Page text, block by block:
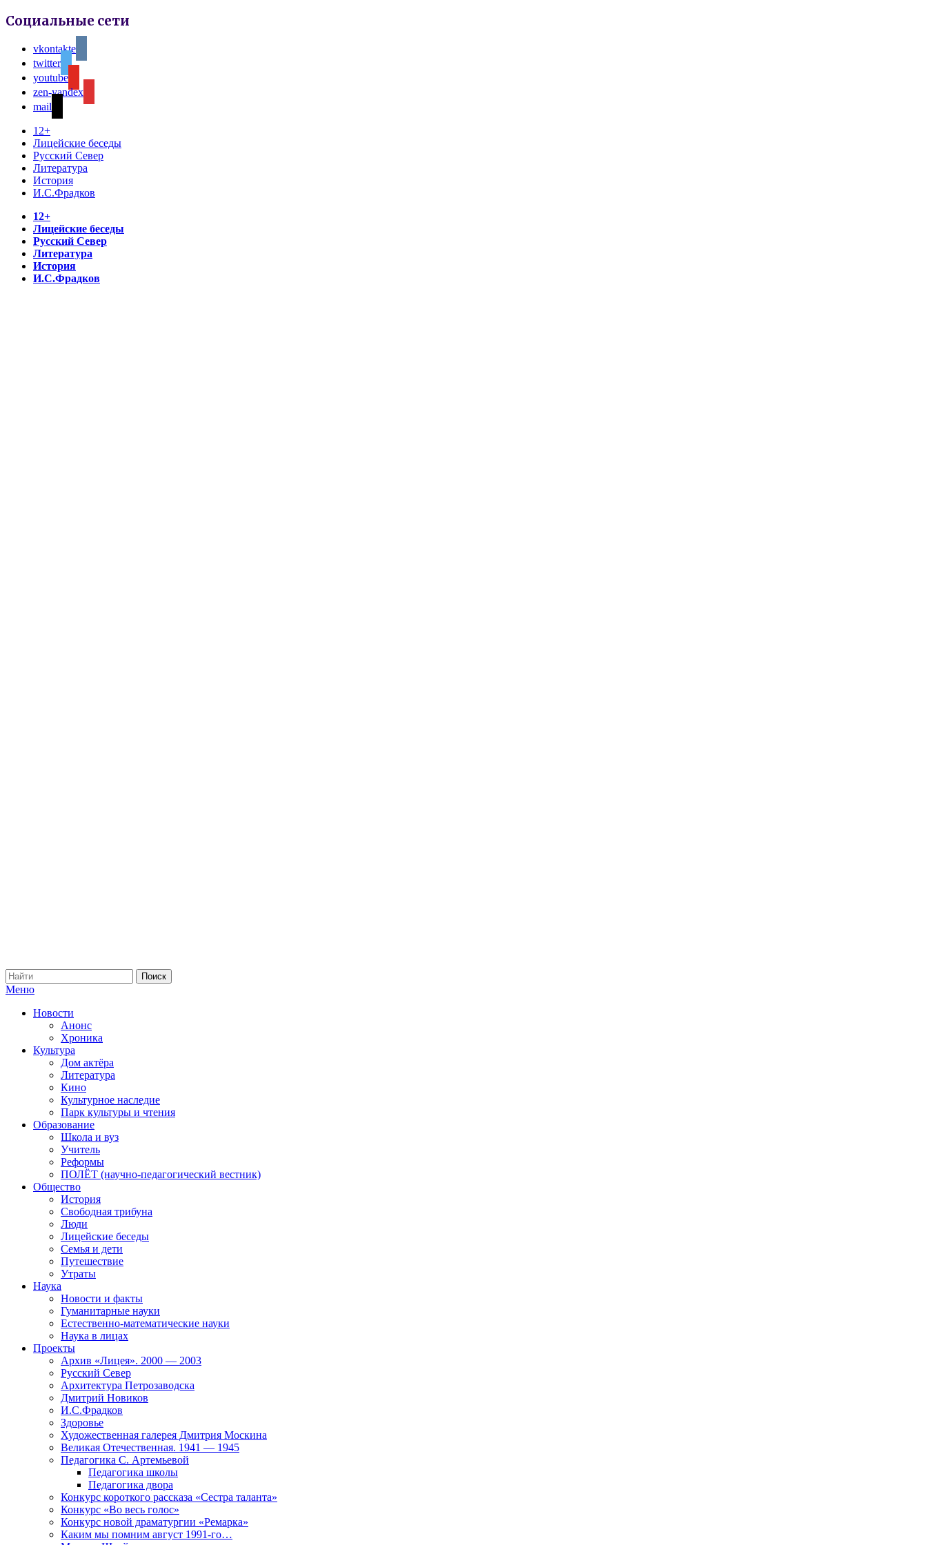
Социальные сети
vkontakte
twitter
youtube
zen-yandex
mail
12+
Лицейские беседы
Русский Север
Литература
История
И.С.Фрадков
12+
Лицейские беседы
Русский Север
Литература
История
И.С.Фрадков
Меню
Новости
Анонс
Хроника
Культура
Дом актёра
Литература
Кино
Культурное наследие
Парк культуры и чтения
Образование
Школа и вуз
Учитель
Реформы
ПОЛЁТ (научно-педагогический вестник)
Общество
История
Свободная трибуна
Люди
Лицейские беседы
Семья и дети
Путешествие
Утраты
Наука
Новости и факты
Гуманитарные науки
Естественно-математические науки
Наука в лицах
Проекты
Архив «Лицея». 2000 — 2003
Русский Север
Архитектура Петрозаводска
Дмитрий Новиков
И.С.Фрадков
Здоровье
Художественная галерея Дмитрия Москина
Великая Отечественная. 1941 — 1945
Педагогика С. Артемьевой
Педагогика школы
Педагогика двора
Конкурс короткого рассказа «Сестра таланта»
Конкурс «Во весь голос»
Конкурс новой драматургии «Ремарка»
Каким мы помним август 1991-го…